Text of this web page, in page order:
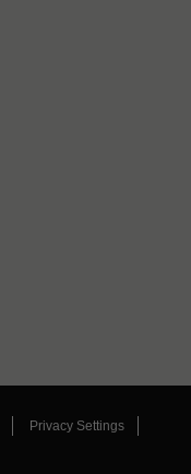
Privacy Settings